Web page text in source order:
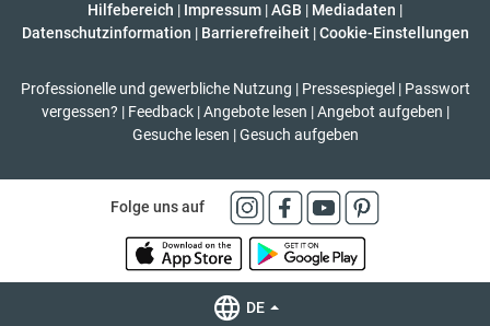
Hilfebereich | Impressum |AGB | Mediadaten |
Datenschutzinformation | Barrierefreiheit | Cookie-Einstellungen
Professionelle und gewerbliche Nutzung | Pressespiegel | Passwort
vergessen? | Feedback | Angebote lesen | Angebot aufgeben |
Gesuche lesen | Gesuch aufgeben
Folge uns auf
DE